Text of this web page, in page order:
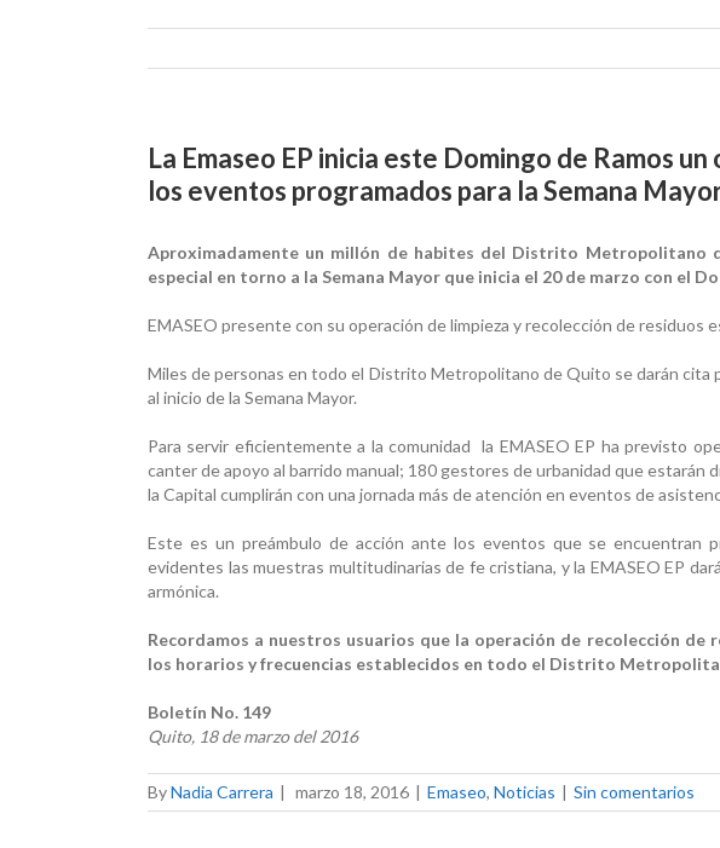
La Emaseo EP inicia este Domingo de Ramos
los eventos programados para la Semana
Aproximadamente un millón de habites del Distrito Metropolitano
especial en torno a la Semana Mayor que inicia el 20 de marzo con el
EMASEO presente con su operación de limpieza y recolección de residuos
Miles de personas en todo el Distrito Metropolitano de Quito se darán cita
al inicio de la Semana Mayor.
Para servir eficientemente a la comunidad la EMASEO EP ha previsto
canter de apoyo al barrido manual; 180 gestores de urbanidad que estarán
la Capital cumplirán con una jornada más de atención en eventos de
Este es un preámbulo de acción ante los eventos que se encuentran
evidentes las muestras multitudinarias de fe cristiana, y la EMASEO EP
armónica.
Recordamos a nuestros usuarios que la operación de recolección de
los horarios y frecuencias establecidos en todo el Distrito
Boletín No. 149
Quito, 18 de marzo del 2016
ByNadia Carrera | marzo 18, 2016 | Emaseo, Noticias | Sin comentarios